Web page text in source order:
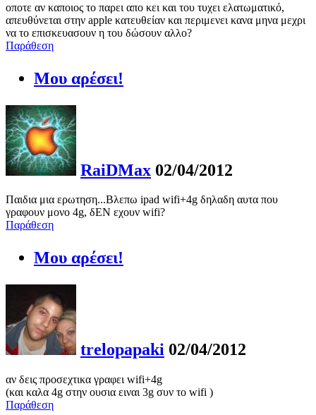
οποτε αν καποιος το παρει απο κει και του τυχει ελατωματικό,
απευθύνεται στην apple κατευθείαν και περιμενει κανα μηνα μεχρι
να το επισκευασουν η του δώσουν αλλο?
Παράθεση
Μου αρέσει!
RaiDMax 02/04/2012
Παιδια μια ερωτηση...Βλεπω ipad wifi+4g δηλαδη αυτα που
γραφουν μονο 4g, δΕΝ εχουν wifi?
Παράθεση
Μου αρέσει!
trelopapaki 02/04/2012
αν δεις προσεχτικα γραφει wifi+4g
(και καλα 4g στην ουσια ειναι 3g συν το wifi )
Παράθεση